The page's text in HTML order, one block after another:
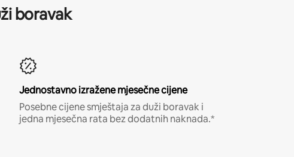
boravak
Jednostavno izražene mjesečne cijene
Posebne cijene smještaja za duži boravak i
jedna mjesečna rata bez dodatnih naknada.*